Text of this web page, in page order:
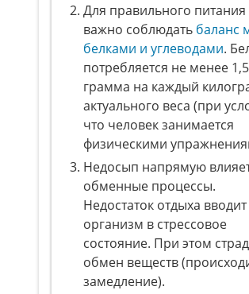
Для правильного питания
важно соблюдать баланс
белками и углеводами.
потребляется не менее 1,5
грамма на каждый
актуального веса (при
что человек занимается
физическими
Недосып напрямую
обменные процессы.
Недостаток отдыха вводит
организм в стрессовое
состояние. При этом
обмен веществ
замедление).